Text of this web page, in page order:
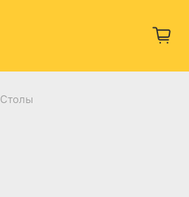
Столы